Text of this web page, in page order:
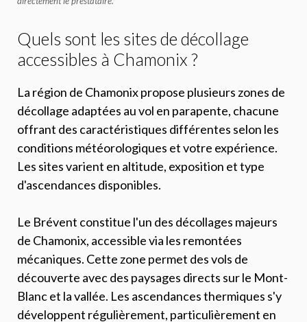
Quels sont les sites de décollage
accessibles à Chamonix ?
La région de Chamonix propose plusieurs zones de
décollage adaptées au vol en parapente, chacune
offrant des caractéristiques différentes selon les
conditions météorologiques et votre expérience.
Les sites varient en altitude, exposition et type
d'ascendances disponibles.
Le Brévent constitue l'un des décollages majeurs
de Chamonix, accessible via les remontées
mécaniques. Cette zone permet des vols de
découverte avec des paysages directs sur le Mont-
Blanc et la vallée. Les ascendances thermiques s'y
développent régulièrement, particulièrement en